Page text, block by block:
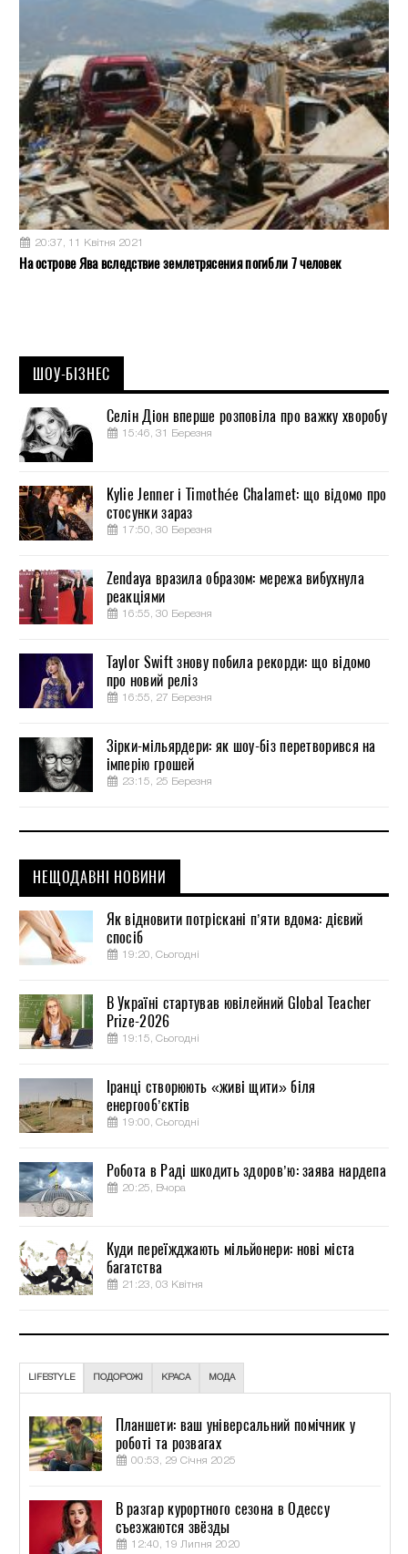
20:37, 11 Квітня 2021
На острове Ява вследствие землетрясения погибли 7 человек
ШОУ-БІЗНЕС
Селін Діон вперше розповіла про важку хворобу
15:46, 31 Березня
Kylie Jenner і Timothée Chalamet: що відомо про
стосунки зараз
17:50, 30 Березня
Zendaya вразила образом: мережа вибухнула
реакціями
16:55, 30 Березня
Taylor Swift знову побила рекорди: що відомо
про новий реліз
16:55, 27 Березня
Зірки-мільярдери: як шоу-біз перетворився на
імперію грошей
23:15, 25 Березня
НЕЩОДАВНІ НОВИНИ
Як відновити потріскані п’яти вдома: дієвий
спосіб
19:20, Сьогодні
В Україні стартував ювілейний Global Teacher
Prize-2026
19:15, Сьогодні
Іранці створюють «живі щити» біля
енергооб’єктів
19:00, Сьогодні
Робота в Раді шкодить здоров’ю: заява нардепа
20:25, Вчора
Куди переїжджають мільйонери: нові міста
багатства
21:23, 03 Квітня
LIFESTYLE ПОДОРОЖІ КРАСА МОДА
Планшети: ваш універсальний помічник у
роботі та розвагах
00:53, 29 Січня 2025
В разгар курортного сезона в Одессу
съезжаются звёзды
12:40, 19 Липня 2020